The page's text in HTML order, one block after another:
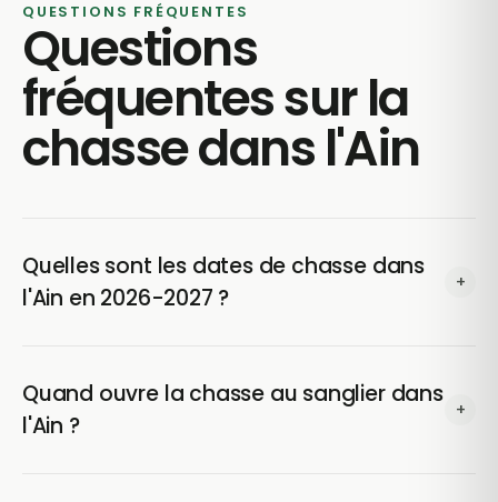
QUESTIONS FRÉQUENTES
Questions
fréquentes sur la
chasse dans l'Ain
Quelles sont les dates de chasse dans
l'Ain en 2026-2027 ?
+
espèces, chacune avec sa propre date d'ouverture et
de fermeture fixée par arrêté préfectoral. Le tableau
Quand ouvre la chasse au sanglier dans
l'Ain ?
+